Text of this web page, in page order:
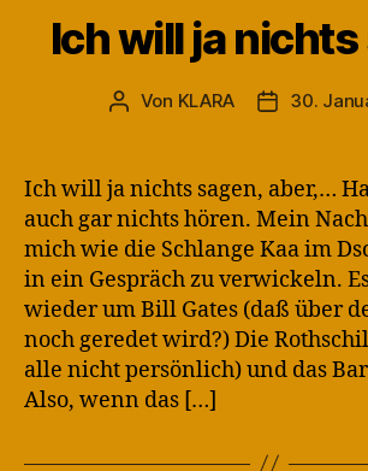
Ich will ja
Beitragsautor
Von KLARA 30.
Ich will ja nichts sagen, aber,…
auch gar nichts hören. Mein
mich wie die Schlange Kaa im
in ein Gespräch zu verwickeln.
wieder um Bill Gates (daß über
noch geredet wird?) Die
alle nicht persönlich) und das
Also, wenn das […]